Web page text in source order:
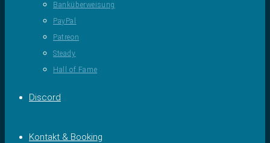
Banküberweisung
PayPal
Patreon
Steady
Hall of Fame
Discord
Kontakt & Booking